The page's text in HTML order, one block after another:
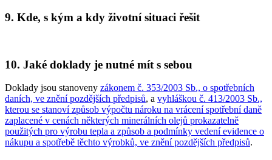
9. Kde, s kým a kdy životní situaci řešit
10. Jaké doklady je nutné mít s sebou
Doklady jsou stanoveny zákonem č. 353/2003 Sb., o spotřebních
daních, ve znění pozdějších předpisů, a vyhláškou č. 413/2003 Sb.,
kterou se stanoví způsob výpočtu nároku na vrácení spotřební daně
zaplacené v cenách některých minerálních olejů prokazatelně
použitých pro výrobu tepla a způsob a podmínky vedení evidence o
nákupu a spotřebě těchto výrobků, ve znění pozdějších předpisů.